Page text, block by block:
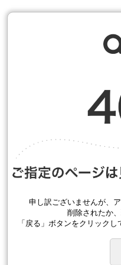
申し訳ございませんが、
削除されたか
「戻る」ボタンをクリック